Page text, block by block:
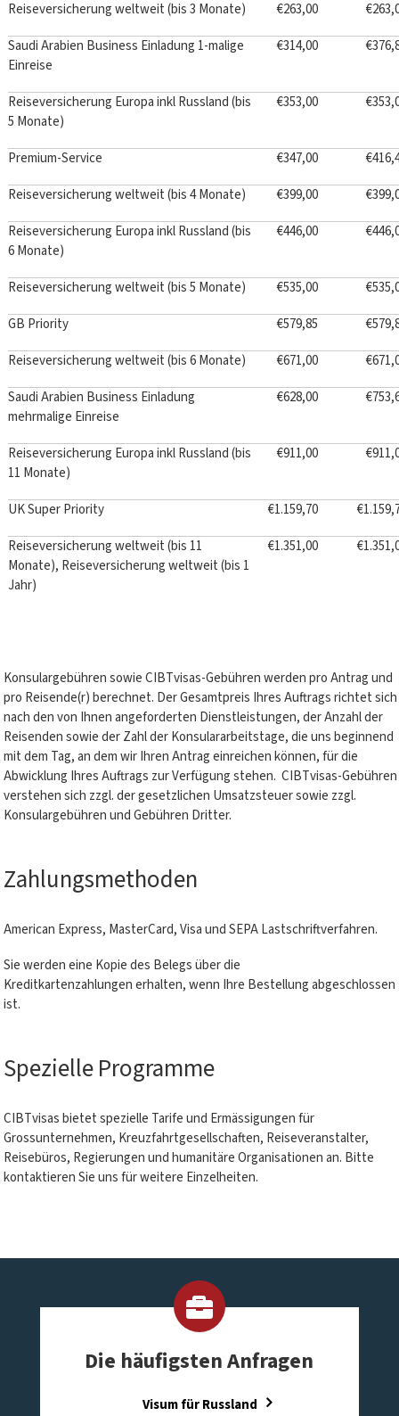
Reiseversicherung weltweit (bis 3 Monate) €263,00
Saudi Arabien Business Einladung 1-malige
Einreise
€314,00
Reiseversicherung Europa inkl Russland (bis
5 Monate)
€353,00
Premium-Service €347,00
Reiseversicherung weltweit (bis 4 Monate)
€399,00
Reiseversicherung Europa inkl Russland (bis
6 Monate)
€446,00
Reiseversicherung weltweit (bis 5 Monate) €535,00
GB Priority
€579,85
Reiseversicherung weltweit (bis 6 Monate)
€671,00
Saudi Arabien Business Einladung
mehrmalige Einreise
€628,00
Reiseversicherung Europa inkl Russland (bis
11 Monate)
€911,00
UK Super Priority €1.159,70
Reiseversicherung weltweit (bis 11
Monate), Reiseversicherung weltweit (bis 1
Jahr)
€1.351,00
Konsulargebühren sowie CIBTvisas-Gebühren werden pro Antrag und
pro Reisende(r) berechnet. Der Gesamtpreis Ihres Auftrags richtet sich
nach den von Ihnen angeforderten Dienstleistungen, der Anzahl der
Reisenden sowie der Zahl der Konsulararbeitstage, die uns beginnend
mit dem Tag, an dem wir Ihren Antrag einreichen können, für die
Abwicklung Ihres Auftrags zur Verfügung stehen. CIBTvisas-Gebühren
verstehen sich zzgl. der gesetzlichen Umsatzsteuer sowie zzgl.
Konsulargebühren und Gebühren Dritter.
Zahlungsmethoden
American Express, MasterCard, Visa und SEPA Lastschriftverfahren.
Sie werden eine Kopie des Belegs über die
Kreditkartenzahlungen erhalten, wenn Ihre Bestellung abgeschlossen
ist.
Spezielle Programme
CIBTvisas bietet spezielle Tarife und Ermässigungen für
Grossunternehmen, Kreuzfahrtgesellschaften, Reiseveranstalter,
Reisebüros, Regierungen und humanitäre Organisationen an. Bitte
kontaktieren Sie uns für weitere Einzelheiten.
Die häufigsten Anfragen
Visum für Russland